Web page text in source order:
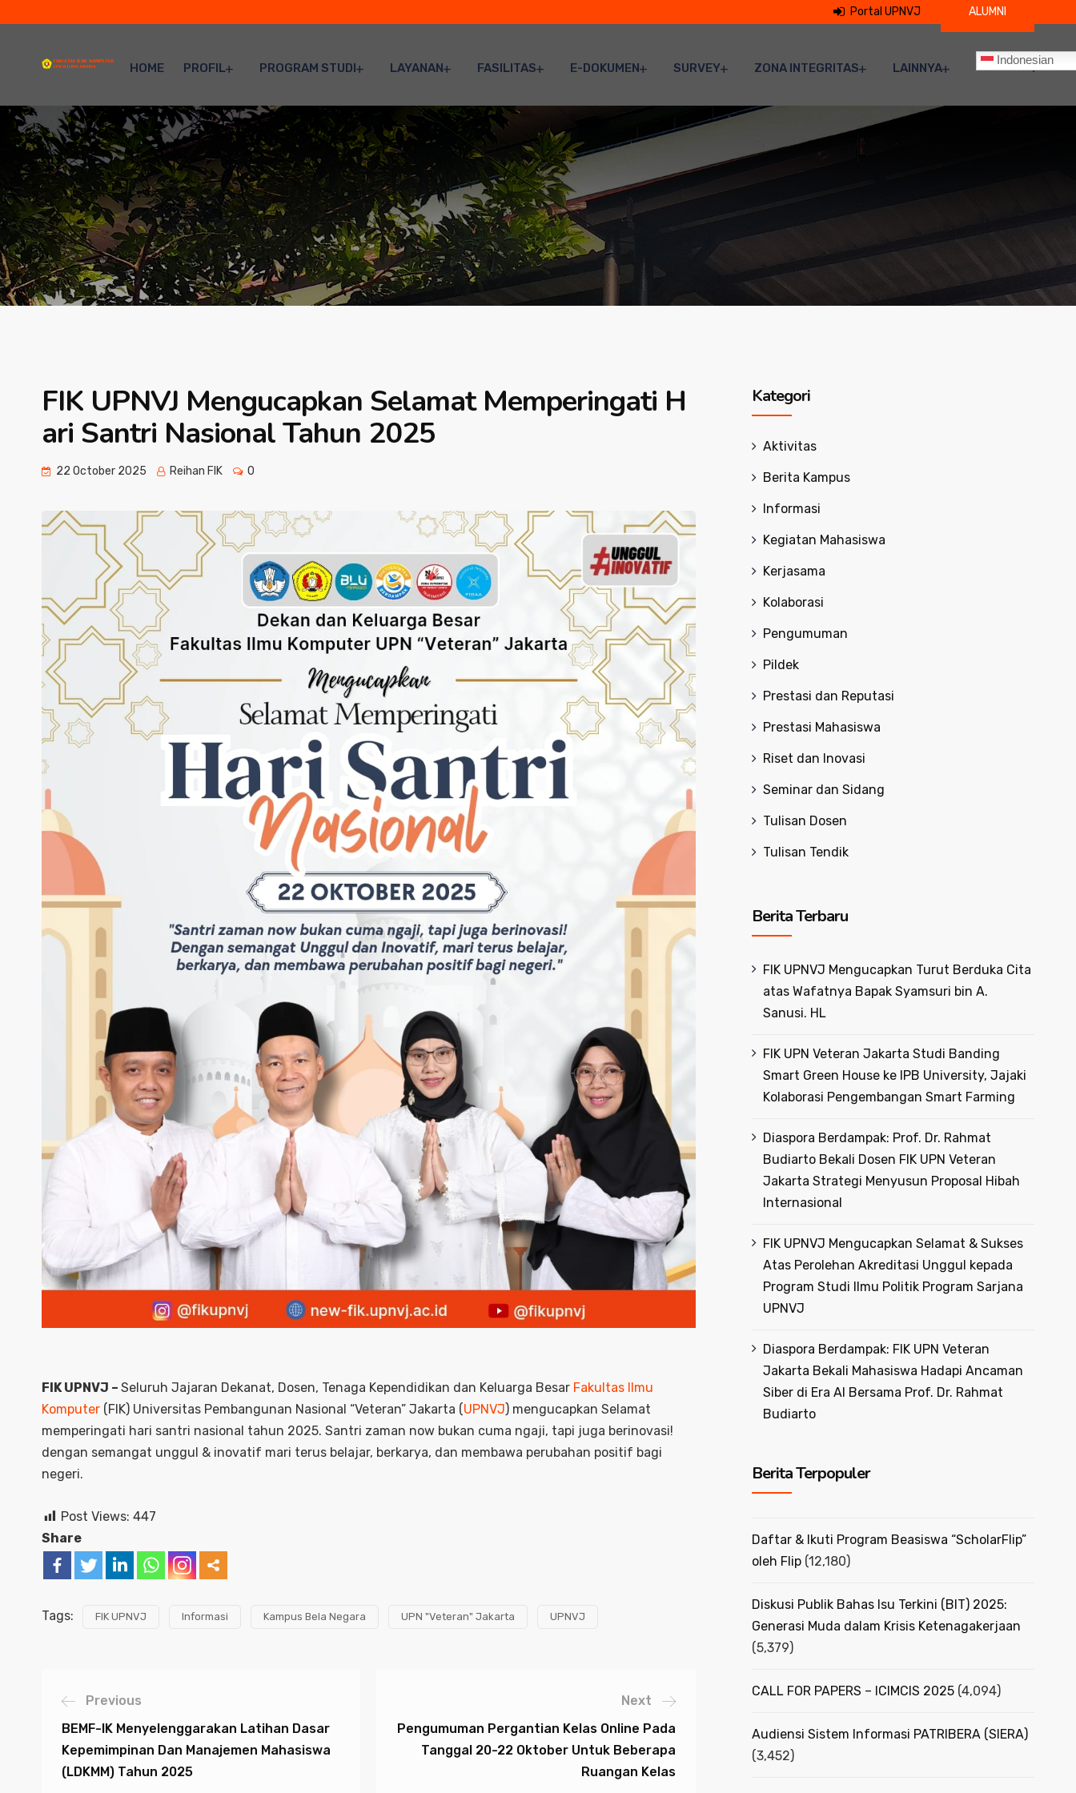
Portal UPNVJ ALUMNI
HOME PROFIL PROGRAM STUDI LAYANAN FASILITAS E-DOKUMEN SURVEY ZONA INTEGRITAS LAINNYA
Indonesian
FIK UPNVJ Mengucapkan Selamat Memperingati H
ari Santri Nasional Tahun 2025
22 October 2025 Reihan FIK 0
FIK UPNVJ – Seluruh Jajaran Dekanat, Dosen, Tenaga Kependidikan dan Keluarga Besar Fakultas Ilmu
Komputer (FIK) Universitas Pembangunan Nasional “Veteran” Jakarta (UPNVJ) mengucapkan Selamat
memperingati hari santri nasional tahun 2025. Santri zaman now bukan cuma ngaji, tapi juga berinovasi!
dengan semangat unggul & inovatif mari terus belajar, berkarya, dan membawa perubahan positif bagi
negeri.
Post Views: 447
Share
Tags: FIK UPNVJ Informasi Kampus Bela Negara UPN "Veteran" Jakarta UPNVJ
Previous
BEMF-IK Menyelenggarakan Latihan Dasar
Kepemimpinan Dan Manajemen Mahasiswa
(LDKMM) Tahun 2025
Next
Pengumuman Pergantian Kelas Online Pada
Tanggal 20-22 Oktober Untuk Beberapa
Ruangan Kelas
Kategori
Aktivitas
Berita Kampus
Informasi
Kegiatan Mahasiswa
Kerjasama
Kolaborasi
Pengumuman
Pildek
Prestasi dan Reputasi
Prestasi Mahasiswa
Riset dan Inovasi
Seminar dan Sidang
Tulisan Dosen
Tulisan Tendik
Berita Terbaru
FIK UPNVJ Mengucapkan Turut Berduka Cita
atas Wafatnya Bapak Syamsuri bin A.
Sanusi. HL
FIK UPN Veteran Jakarta Studi Banding
Smart Green House ke IPB University, Jajaki
Kolaborasi Pengembangan Smart Farming
Diaspora Berdampak: Prof. Dr. Rahmat
Budiarto Bekali Dosen FIK UPN Veteran
Jakarta Strategi Menyusun Proposal Hibah
Internasional
FIK UPNVJ Mengucapkan Selamat & Sukses
Atas Perolehan Akreditasi Unggul kepada
Program Studi Ilmu Politik Program Sarjana
UPNVJ
Diaspora Berdampak: FIK UPN Veteran
Jakarta Bekali Mahasiswa Hadapi Ancaman
Siber di Era AI Bersama Prof. Dr. Rahmat
Budiarto
Berita Terpopuler
Daftar & Ikuti Program Beasiswa “ScholarFlip”
oleh Flip (12,180)
Diskusi Publik Bahas Isu Terkini (BIT) 2025:
Generasi Muda dalam Krisis Ketenagakerjaan
(5,379)
CALL FOR PAPERS – ICIMCIS 2025 (4,094)
Audiensi Sistem Informasi PATRIBERA (SIERA)
(3,452)